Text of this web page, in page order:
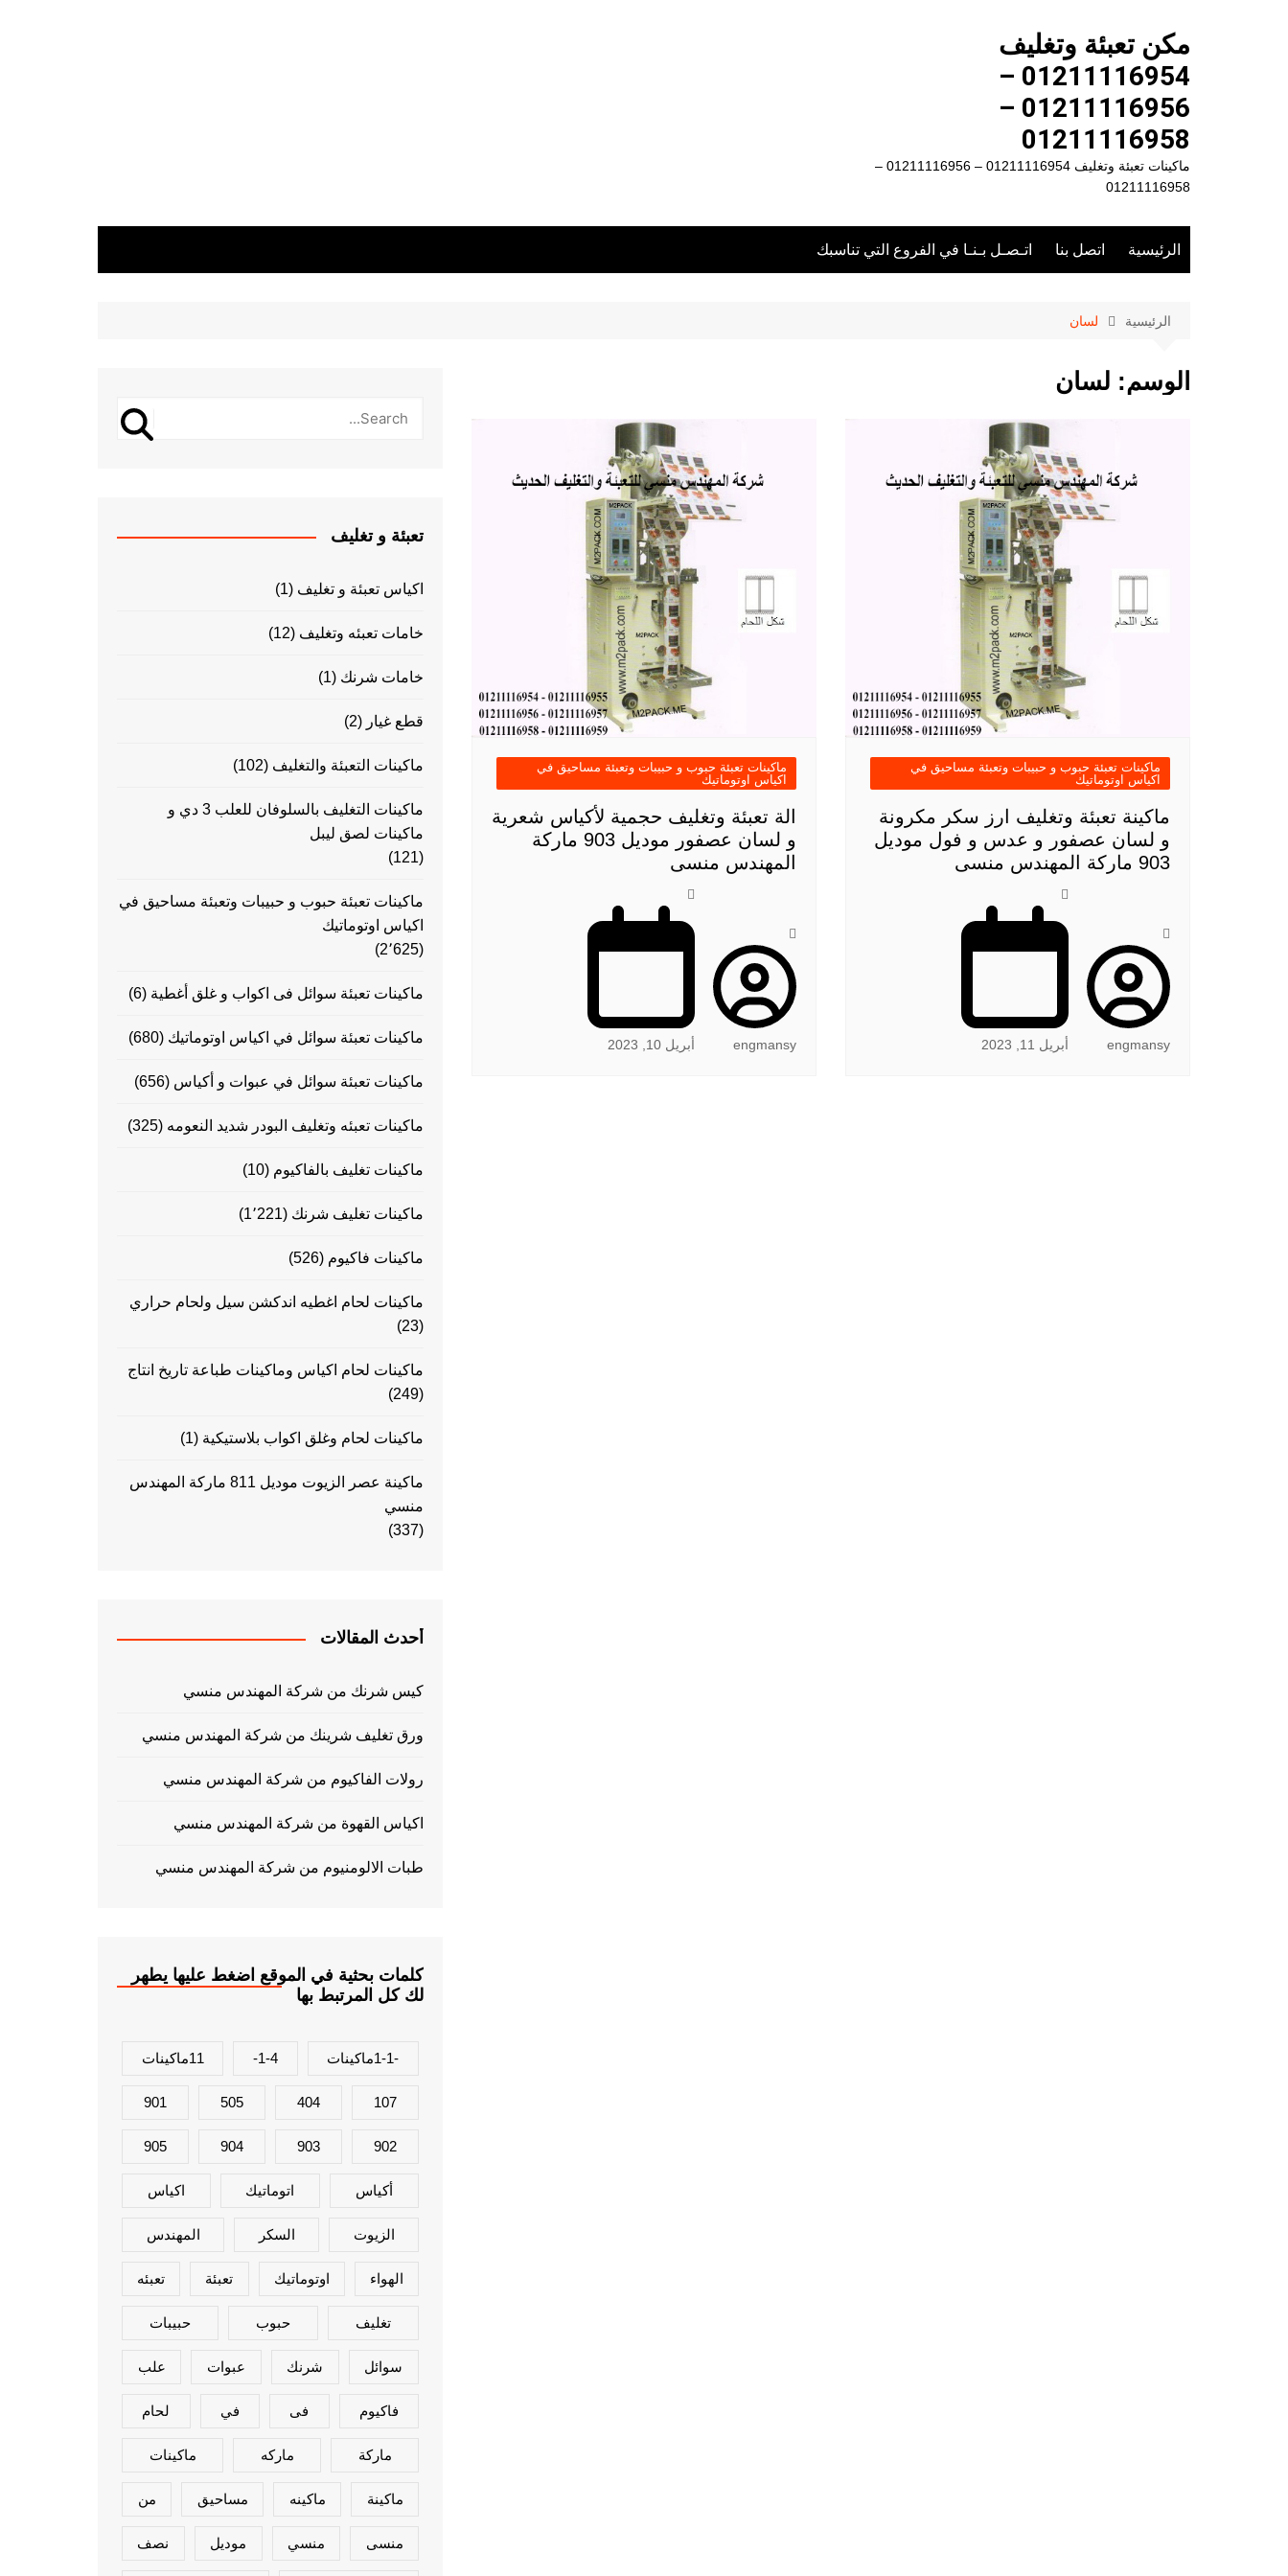
مكن تعبئة وتغليف
01211116954 –
01211116956 –
01211116958
ماكينات تعبئة وتغليف 01211116954 – 01211116956 –
01211116958
الرئيسية اتصل بنا اتـصـل بـنـا في الفروع التي تناسبك
الرئيسية لسان
الوسم: لسان
ماكينات تعبئة حبوب و حبيبات وتعبئة مساحيق في
اكياس اوتوماتيك
ماكينة تعبئة وتغليف ارز سكر مكرونة
و لسان عصفور و عدس و فول موديل
903 ماركة المهندس منسى
engmansy أبريل 11, 2023
ماكينات تعبئة حبوب و حبيبات وتعبئة مساحيق في
اكياس اوتوماتيك
الة تعبئة وتغليف حجمية لأكياس شعرية
و لسان عصفور موديل 903 ماركة
المهندس منسى
engmansy أبريل 10, 2023
تعبئة و تغليف
اكياس تعبئة و تغليف (1)
خامات تعبئه وتغليف (12)
خامات شرنك (1)
قطع غيار (2)
ماكينات التعبئة والتغليف (102)
ماكينات التغليف بالسلوفان للعلب 3 دي و
ماكينات لصق ليبل
(121)
ماكينات تعبئة حبوب و حبيبات وتعبئة مساحيق في
اكياس اوتوماتيك
(2٬625)
ماكينات تعبئة سوائل فى اكواب و غلق أغطية (6)
ماكينات تعبئة سوائل في اكياس اوتوماتيك (680)
ماكينات تعبئة سوائل في عبوات و أكياس (656)
ماكينات تعبئه وتغليف البودر شديد النعومه (325)
ماكينات تغليف بالفاكيوم (10)
ماكينات تغليف شرنك (1٬221)
ماكينات فاكيوم (526)
ماكينات لحام اغطيه اندكشن سيل ولحام حراري
(23)
ماكينات لحام اكياس وماكينات طباعة تاريخ انتاج
(249)
ماكينات لحام وغلق اكواب بلاستيكية (1)
ماكينة عصر الزيوت موديل 811 ماركة المهندس
منسي
(337)
أحدث المقالات
كيس شرنك من شركة المهندس منسي
ورق تغليف شرينك من شركة المهندس منسي
رولات الفاكيوم من شركة المهندس منسي
اكياس القهوة من شركة المهندس منسي
طبات الالومنيوم من شركة المهندس منسي
كلمات بحثية في الموقع اضغط عليها يطهر
لك كل المرتبط بها
-1-1ماكينات 1-4- 11ماكينات
107
404
505
901
902
903
904
905
أكياس اتوماتيك اكياس
الزيوت السكر المهندس
الهواء اوتوماتيك تعبئة تعبئه
تغليف حبوب حبيبات
سوائل شرنك عبوات علب
فاكيوم فى في لحام
ماركة ماركه ماكينات
ماكينة ماكينه مساحيق من
منسى منسي موديل نصف